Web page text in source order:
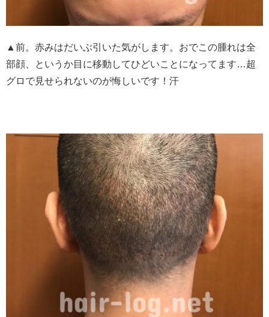
▲前。赤みはだいぶ引いた気がします。おでこの腫れは全
部顔、というか目に移動してひどいことになってます…超
グロで見せられないのが悔しいです！汗